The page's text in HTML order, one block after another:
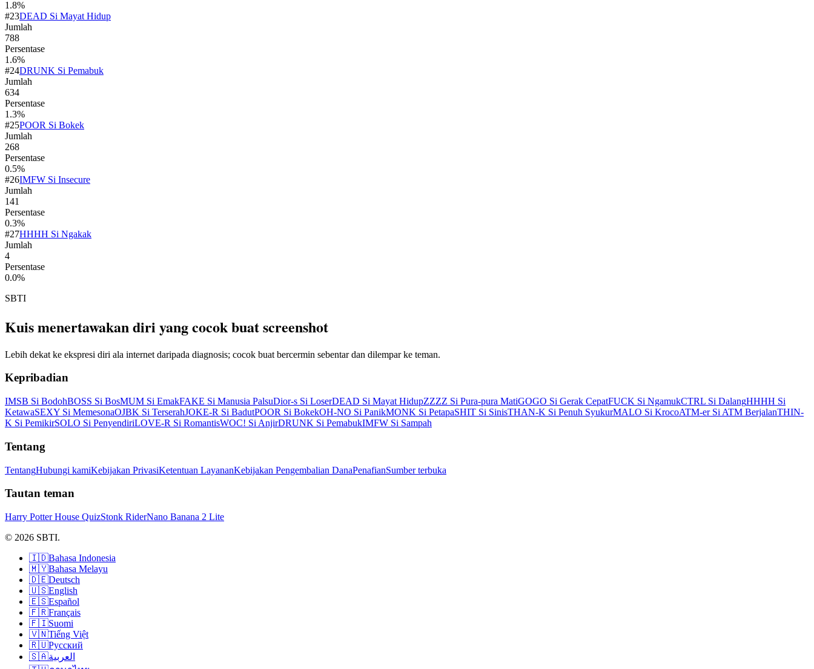
1.8%
#23DEAD Si Mayat Hidup
Jumlah
788
Persentase
1.6%
#24DRUNK Si Pemabuk
Jumlah
634
Persentase
1.3%
#25POOR Si Bokek
Jumlah
268
Persentase
0.5%
#26IMFW Si Insecure
Jumlah
141
Persentase
0.3%
#27HHHH Si Ngakak
Jumlah
4
Persentase
0.0%
SBTI
Kuis menertawakan diri yang cocok buat screenshot
Lebih dekat ke ekspresi diri ala internet daripada diagnosis; cocok buat bercermin sebentar dan dilempar ke teman.
Kepribadian
IMSB Si BodohBOSS Si BosMUM Si EmakFAKE Si Manusia PalsuDior-s Si LoserDEAD Si Mayat HidupZZZZ Si Pura-pura MatiGOGO Si Gerak CepatFUCK Si NgamukCTRL Si DalangHHHH Si
KetawaSEXY Si MemesonaOJBK Si TerserahJOKE-R Si BadutPOOR Si BokekOH-NO Si PanikMONK Si PetapaSHIT Si SinisTHAN-K Si Penuh SyukurMALO Si KrocoATM-er Si ATM BerjalanTHIN-
K Si PemikirSOLO Si PenyendiriLOVE-R Si RomantisWOC! Si AnjirDRUNK Si PemabukIMFW Si Sampah
Tentang
TentangHubungi kamiKebijakan PrivasiKetentuan LayananKebijakan Pengembalian DanaPenafianSumber terbuka
Tautan teman
Harry Potter House QuizStonk RiderNano Banana 2 Lite
© 2026 SBTI.
🇮🇩Bahasa Indonesia
🇲🇾Bahasa Melayu
🇩🇪Deutsch
🇺🇸English
🇪🇸Español
🇫🇷Français
🇫🇮Suomi
🇻🇳Tiếng Việt
🇷🇺Русский
🇸🇦العربية